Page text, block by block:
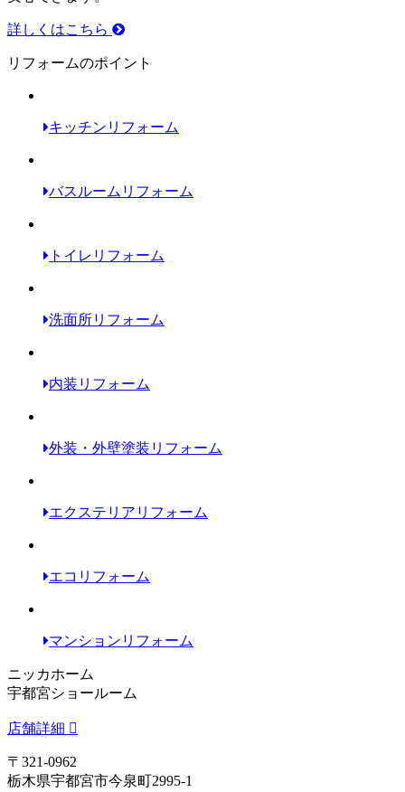
詳しくはこちら
リフォームのポイント
キッチンリフォーム
バスルームリフォーム
トイレリフォーム
洗面所リフォーム
内装リフォーム
外装・外壁塗装リフォーム
エクステリアリフォーム
エコリフォーム
マンションリフォーム
ニッカホーム
宇都宮ショールーム
店舗詳細
〒321-0962
栃木県宇都宮市今泉町2995-1